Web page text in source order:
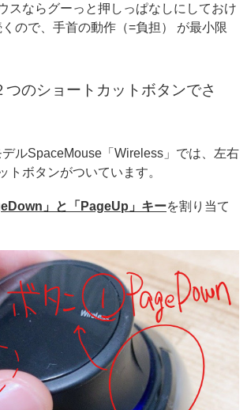
スならグーっと押しっぱなしにしておけ
ので、手首の動作（=負担） が最小限
のショートカットボタンでさ
ルSpaceMouse「Wireless」では、左右
トボタンがついています。
」と「PageUp」キーを割り当て